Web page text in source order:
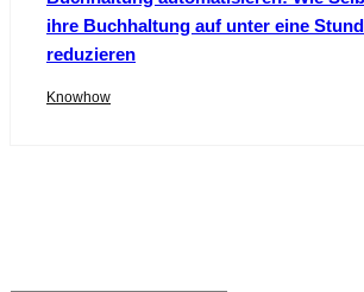
ihre Buchhaltung auf unter eine
reduzieren
Knowhow